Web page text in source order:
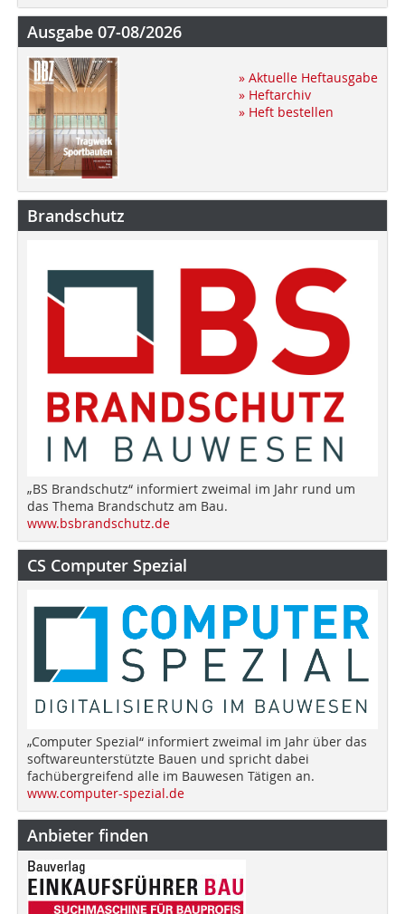
Ausgabe 07-08/2026
» Aktuelle Heftausgabe
» Heftarchiv
» Heft bestellen
Brandschutz
„BS Brandschutz“ informiert zweimal im Jahr rund um
das Thema Brandschutz am Bau.
www.bsbrandschutz.de
CS Computer Spezial
„Computer Spezial“ informiert zweimal im Jahr über das
softwareunterstützte Bauen und spricht dabei
fachübergreifend alle im Bauwesen Tätigen an.
www.computer-spezial.de
Anbieter finden